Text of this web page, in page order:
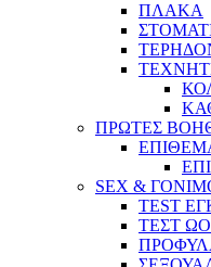
ΠΛΑΚΑ
ΠΡΩΤΕΣ
SEX &
TEST
ΤΕΣΤ